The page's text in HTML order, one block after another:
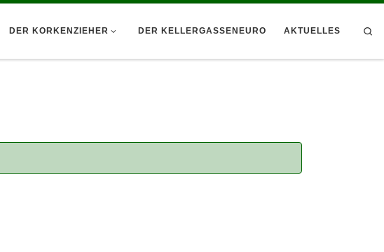
DER KORKENZIEHER DER KELLERGASSENEURO AKTUELLES